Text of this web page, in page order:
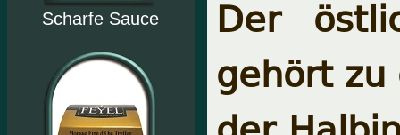
Scharfe Sauce
Der
gehört zu